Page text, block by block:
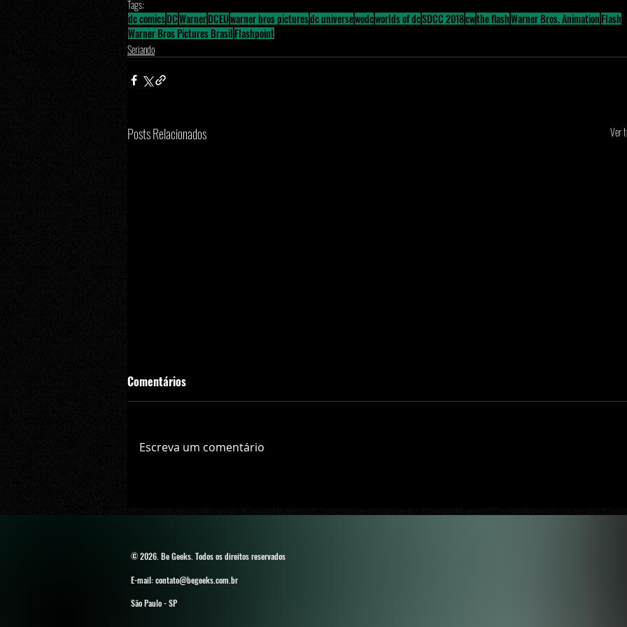
Tags:
dc comicsDCWarnerDCEUwarner bros picturesdc universewodcworlds of dcSDCC 2018cwthe flashWarner Bros. AnimationFlash
Warner Bros Pictures BrasilFlashpoint
Seriando
Posts Relacionados Ver
Filme do Flash começa a ser gravado
Shane Black quer dirigir um episódio de
Comentários
Escreva um comentário
© 2026. Be Geeks. Todos os direitos reservados
E-mail: contato@begeeks.com.br
São Paulo - SP